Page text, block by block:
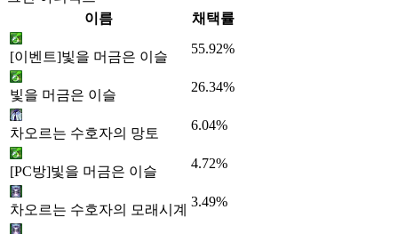
이름
채택률
[이벤트]빛을 머금은 이슬
55.92%
빛을 머금은 이슬
26.34%
차오르는 수호자의 망토
6.04%
[PC방]빛을 머금은 이슬
4.72%
차오르는 수호자의 모래시계
3.49%